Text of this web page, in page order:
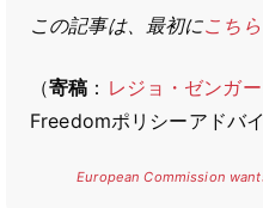
この記事は、最初にこちら
（寄稿 ： レジョ・ゼンガー
Freedomポリシーアドバイ
European Commission